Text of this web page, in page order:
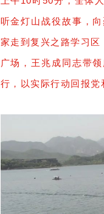
听金灯山战役故事，
家走到复兴之路学习区
广场，王兆成同志带
行，以实际行动回报党